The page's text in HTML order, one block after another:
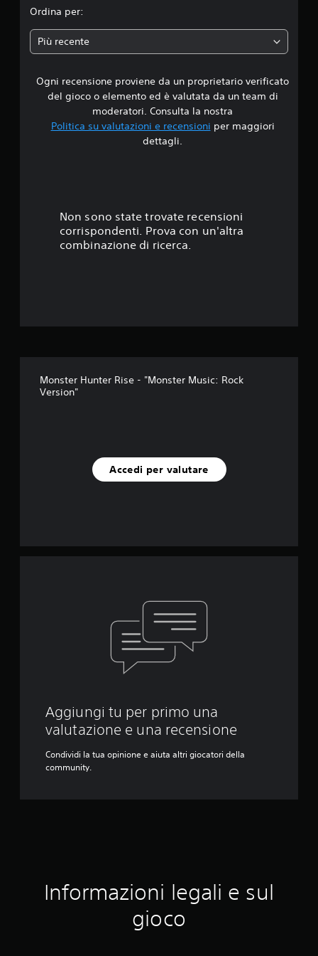
o
n
e
Ordina per:
Più recente
Ogni recensione proviene da un proprietario verificato
del gioco o elemento ed è valutata da un team di
moderatori. Consulta la nostra
Politica su valutazioni e recensioni per maggiori
dettagli.
Non sono state trovate recensioni
corrispondenti. Prova con un'altra
combinazione di ricerca.
Monster Hunter Rise - "Monster Music: Rock
Version"
Accedi per valutare
Aggiungi tu per primo una
valutazione e una recensione
Condividi la tua opinione e aiuta altri giocatori della
community.
Informazioni legali e sul
gioco